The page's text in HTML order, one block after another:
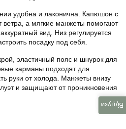
удобна и лаконична. Капюшон с
а мягкие манжеты помогают
вид. Низ регулируется
посадку под себя.
эластичный пояс и шнурок для
карманы подходят для
руки от холода. Манжеты внизу
и защищают от проникновения
Відгуки